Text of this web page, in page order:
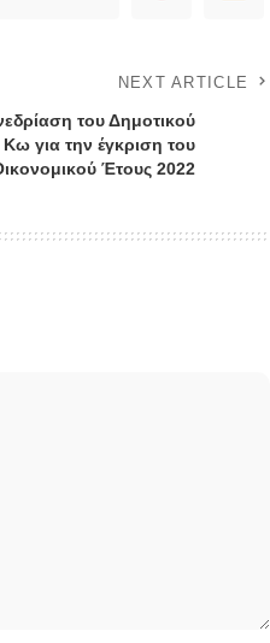
NEXT ARTICLE
του Δημοτικού
για την έγκριση του
Έτους 2022